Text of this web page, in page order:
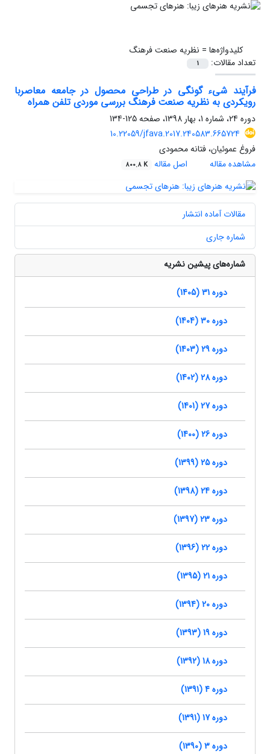
کلیدواژه‌ها = نظریه صنعت فرهنگ
تعداد مقالات:
1
فرآیند شیء گونگی در طراحی محصول در جامعه معاصربا
رویکردی به نظریه صنعت فرهنگ بررسی موردی تلفن همراه
دوره 24، شماره 1، بهار 1398، صفحه
125-134
10.22059/jfava.2017.240583.665724
فروغ عموئیان، فتانه محمودی
مشاهده مقاله
اصل مقاله 800.8 K
مقالات آماده انتشار
شماره جاری
شماره‌های پیشین نشریه
دوره 31 (1405)
دوره 30 (1404)
دوره 29 (1403)
دوره 28 (1402)
دوره 27 (1401)
دوره 26 (1400)
دوره 25 (1399)
دوره 24 (1398)
دوره 23 (1397)
دوره 22 (1396)
دوره 21 (1395)
دوره 20 (1394)
دوره 19 (1393)
دوره 18 (1392)
دوره 4 (1391)
دوره 17 (1391)
دوره 3 (1390)